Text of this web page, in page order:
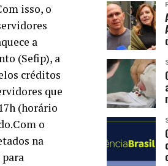
isso, o
a
(Sefip), a
créditos
que
(horário
o
na
para